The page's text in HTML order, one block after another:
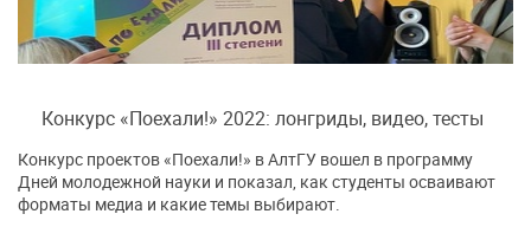
Конкурс «Поехали!» 2022: лонгриды, видео, тесты
Конкурс проектов «Поехали!» в АлтГУ вошел в программу
Дней молодежной науки и показал, как студенты осваивают
форматы медиа и какие темы выбирают.